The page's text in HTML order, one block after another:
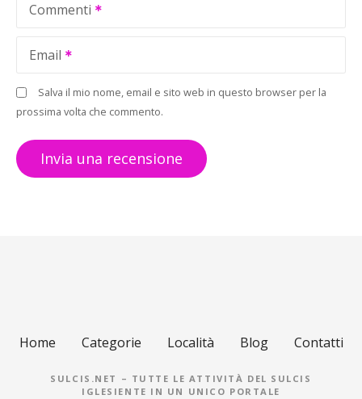
Commenti
Email
Salva il mio nome, email e sito web in questo browser per la
prossima volta che commento.
Home Categorie Località Blog Contatti
SULCIS.NET – TUTTE LE ATTIVITÀ DEL SULCIS
IGLESIENTE IN UN UNICO PORTALE